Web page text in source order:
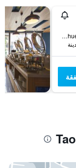
No. 1039 Chuenr Road, Taoyuan City, تايوان